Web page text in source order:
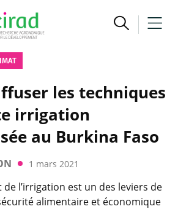
les techniques
irrigation
au Burkina Faso
1 mars 2021
l’irrigation est un des leviers de
alimentaire et économique